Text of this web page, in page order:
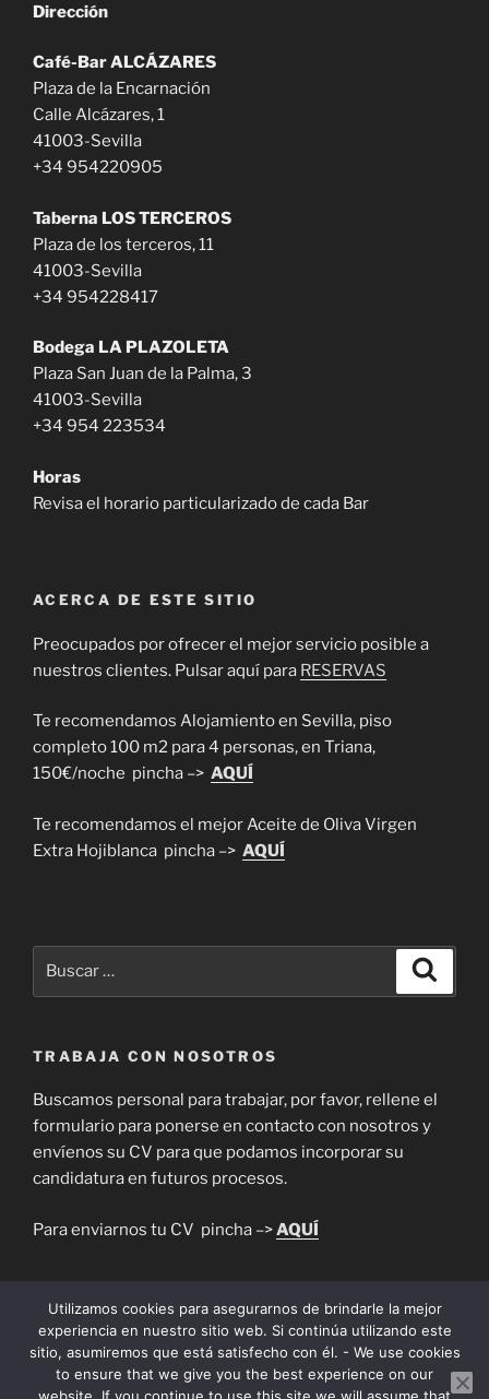
Dirección
Café-BarALCÁZARES
Plaza de la Encarnación
Calle Alcázares, 1
41003-Sevilla
+34 954220905
Taberna LOS TERCEROS
Plaza de los terceros, 11
41003-Sevilla
+34 954228417
Bodega LA PLAZOLETA
Plaza San Juan de la Palma, 3
41003-Sevilla
+34 954 223534
Horas
Revisa el horario particularizado de cada Bar
ACERCA DE ESTE SITIO
Preocupados por ofrecer el mejor servicio posible a
nuestros clientes. Pulsar aquí para RESERVAS
Te recomendamos Alojamiento en Sevilla, piso
completo 100 m2 para 4 personas, en Triana,
150€/noche pincha –> AQUÍ
Te recomendamos el mejor Aceite de Oliva Virgen
Extra Hojiblanca pincha –> AQUÍ
TRABAJA CON NOSOTROS
Buscamos personal para trabajar, por favor, rellene el
formulario para ponerse en contacto con nosotros y
envíenos su CV para que podamos incorporar su
candidatura en futuros procesos.
Para enviarnos tu CV pincha –>AQUÍ
Facebooktwitter InstagramYelp
Utilizamos cookies para asegurarnos de brindarle la mejor
experiencia en nuestro sitio web. Si continúa utilizando este
sitio, asumiremos que está satisfecho con él. - We use cookies
to ensure that we give you the best experience on our